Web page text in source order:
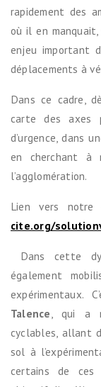
rapidement des
où il en
enjeu important
déplacements à
Dans ce cadre,
carte des axes
d’urgence, dans
en cherchant à
l’agglomération.
Lien vers
cite.org/
Dans cette
également
expérimentaux.
Talence , qui a
cyclables, allant
sol à
certains de ces